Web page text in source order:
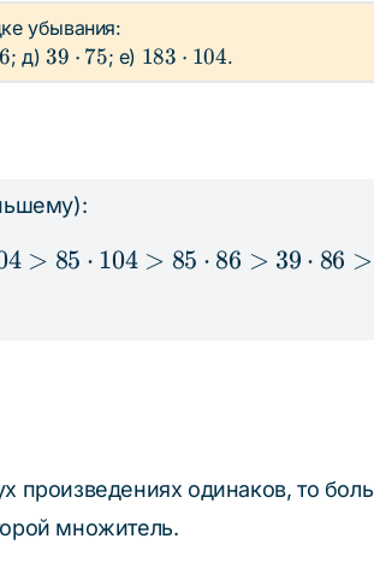
убывания:
; д)39
\cdot
39 ⋅ 75; е) 183
\cdot
183 ⋅ 104.
183 \cdot 181 > 183
> 85 ⋅ 104 > 85 ⋅ 86 > 39 ⋅ 86 >
произведениях одинаков, то
множитель.